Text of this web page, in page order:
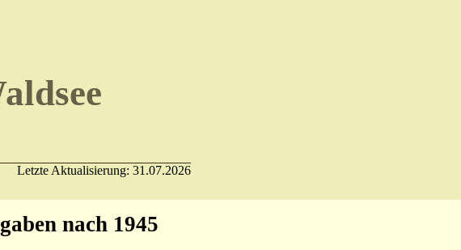
Letzte Aktualisierung: 31.07.2026
nach 1945